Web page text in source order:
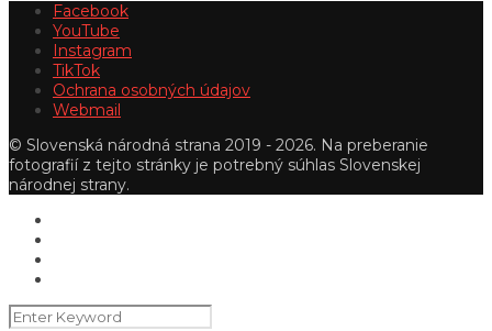
Facebook
YouTube
Instagram
TikTok
Ochrana osobných údajov
Webmail
© Slovenská národná strana 2019 - 2026. Na preberanie
fotografií z tejto stránky je potrebný súhlas Slovenskej
národnej strany.